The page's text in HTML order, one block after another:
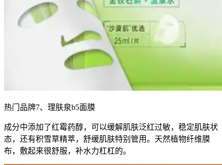
热门品牌7、理肤泉b5面膜
成分中添加了红霉药醇，可以缓解肌肤泛红过敏，稳定肌肤状
态，还有积雪草精萃，舒缓肌肤特别管用。天然植物纤维膜
布，敷起来很舒服，补水力杠杠的。